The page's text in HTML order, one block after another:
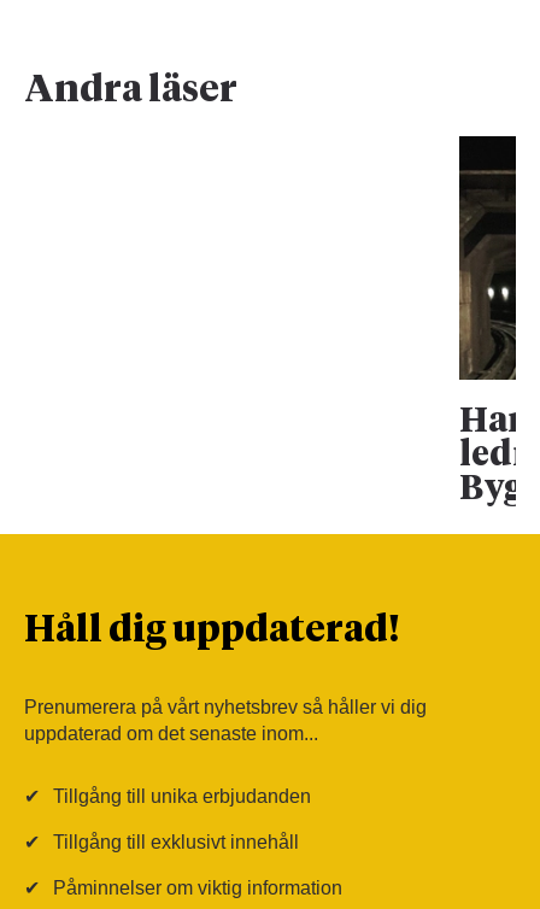
Andra läser
Han
Håll dig uppdaterad!
Prenumerera på vårt nyhetsbrev så håller vi dig
uppdaterad om det senaste inom...
✔ Tillgång till unika erbjudanden
✔ Tillgång till exklusivt innehåll
✔ Påminnelser om viktig information